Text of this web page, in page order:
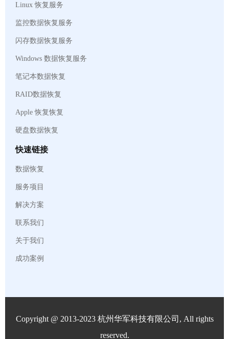
Linux 恢复服务
监控数据恢复服务
闪存数据恢复服务
Windows 数据恢复服务
笔记本数据恢复
RAID数据恢复
Apple 恢复恢复
硬盘数据恢复
快速链接
数据恢复
服务项目
解决方案
联系我们
关于我们
成功案例
Copyright @ 2013-2023 杭州华军科技有限公司, All rights
reserved.